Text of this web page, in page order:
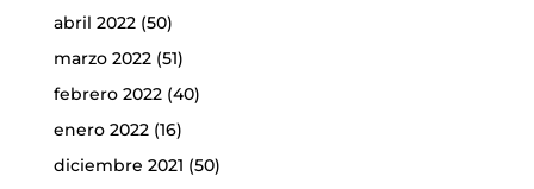
abril 2022(50)
marzo 2022(51)
febrero 2022(40)
enero 2022(16)
diciembre 2021 (50)